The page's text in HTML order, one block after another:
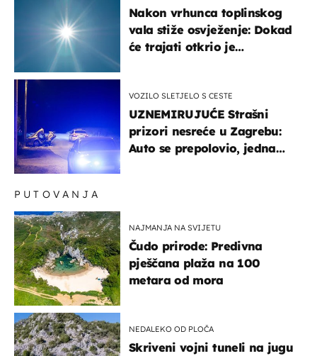
Nakon vrhunca toplinskog
vala stiže osvježenje: Dokad
će trajati otkrio je
VOZILO SLETJELO S CESTE
UZNEMIRUJUĆE Strašni
prizori nesreće u Zagrebu:
Auto se prepolovio, jedna
PUTOVANJA
NAJMANJA NA SVIJETU
Čudo prirode: Predivna
pješčana plaža na 100
metara od mora
NEDALEKO OD PLOČA
Skriveni vojni tuneli na jugu